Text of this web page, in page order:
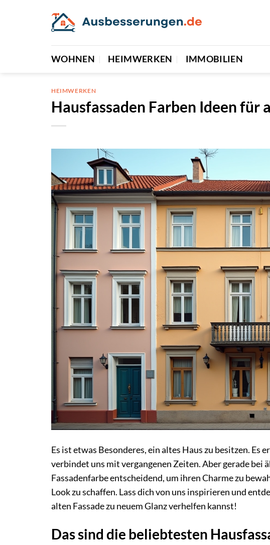
WOHNEN HEIMWERKEN IMMOBILIEN
HEIMWERKEN
Hausfassaden Farben Ideen für
Es ist etwas Besonderes, ein altes Haus zu besitzen.
verbindet uns mit vergangenen Zeiten. Aber gerade bei
Fassadenfarbe entscheidend, um ihren Charme zu
Look zu schaffen. Lass dich von uns inspirieren und
alten Fassade zu neuem Glanz verhelfen kannst!
Das sind die beliebtesten